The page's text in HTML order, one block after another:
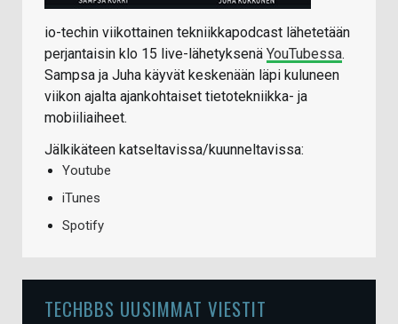
io-techin viikottainen tekniikkapodcast lähetetään
perjantaisin klo 15 live-lähetyksenä YouTubessa.
Sampsa ja Juha käyvät keskenään läpi kuluneen
viikon ajalta ajankohtaiset tietotekniikka- ja
mobiiliaiheet.
Jälkikäteen katseltavissa/kuunneltavissa:
Youtube
iTunes
Spotify
TECHBBS UUSIMMAT VIESTIT